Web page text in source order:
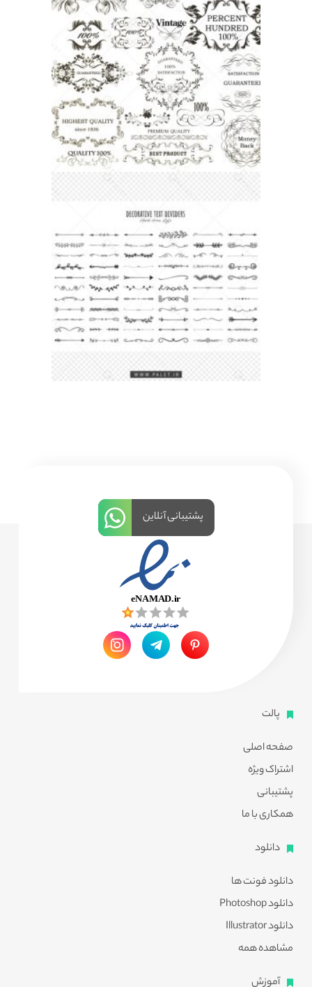
پالت
صفحه اصلی
اشتراک ویژه
پشتیبانی
همکاری با ما
دانلود
دانلود فونت ها
دانلود Photoshop
دانلود Illustrator
مشاهده همه
آموزش
پشتیبانی آنلاین